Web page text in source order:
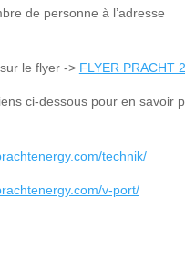
de personne à l’adresse
le flyer -> FLYER PRACHT
ci-dessous pour en savoir
technik/
v-port/